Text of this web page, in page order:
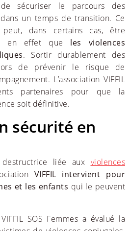
sécuriser le parcours des
un temps de transition. Ce
dans certains cas, être
en effet que les violences
. Sortir durablement des
de prévenir le risque de
L’association VIFFIL
partenaires pour que la
soit définitive.
sécurité en
liée aux violences
VIFFIL intervient pour
et les enfants qui le peuvent
SOS Femmes a évalué la